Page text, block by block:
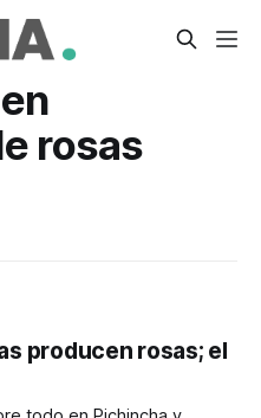
rosas
producen rosas; el